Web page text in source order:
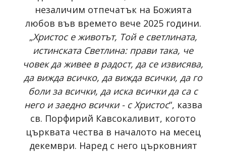
незаличим отпечатък на Божията
любов във времето вече 2025 години.
„Христос е животът, Той е светлината,
истинската Светлина: прави така, че
човек да живее в радост, да се извисява,
да вижда всичко, да вижда всички, да го
боли за всички, да иска всички да са с
него и заедно всички - с Христос“, казва
св. Порфирий Кавсокаливит, когото
църквата чества в началото на месец
декември. Наред с него църковният